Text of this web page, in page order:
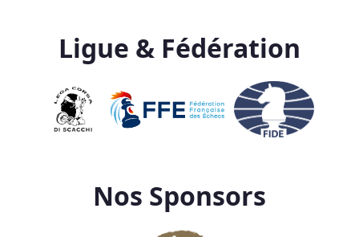
Ligue & Fédération
Nos Sponsors